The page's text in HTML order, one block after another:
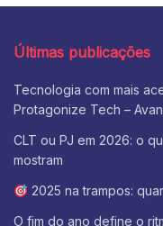
Últimas publicações
Tecnologia com mais
Protagonize Tech –
CLT ou PJ em 2026: o
mostram
2025 na trampos:
O fim do ano define o